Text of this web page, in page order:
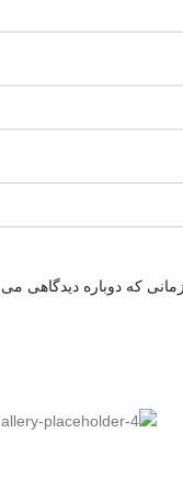
که دوباره دیدگاهی